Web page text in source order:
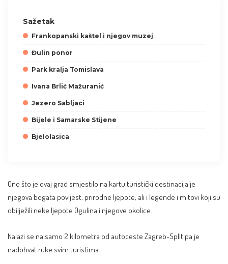
Sažetak
Frankopanski kaštel i njegov muzej
Đulin ponor
Park kralja Tomislava
Ivana Brlić Mažuranić
Jezero Sabljaci
Bijele i Samarske Stijene
Bjelolasica
Ono što je ovaj grad smjestilo na kartu turistički destinacija je
njegova bogata povijest, prirodne ljepote, ali i legende i mitovi koji su
obilježili neke ljepote Ogulina i njegove okolice.
Nalazi se na samo 2 kilometra od autoceste Zagreb-Split pa je
nadohvat ruke svim turistima.